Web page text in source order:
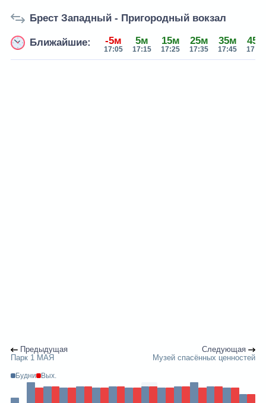
Брест Западный - Пригородный вокзал
Ближайшие: -5м
17:05
5м
17:15
15м
17:25
25м
17:35
35м
17:45
45м
17:55
Предыдущая
Парк 1 МАЯ
Следующая
Музей спасённых ценностей
Будни Вых.